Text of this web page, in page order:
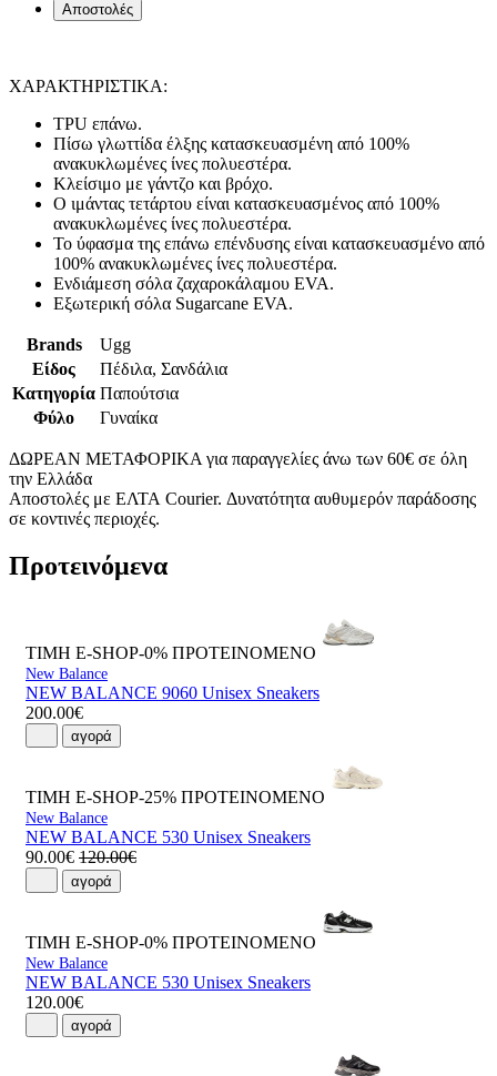
Αποστολές
ΧΑΡΑΚΤΗΡΙΣΤΙΚΑ:
TPU επάνω.
Πίσω γλωττίδα έλξης κατασκευασμένη από 100%
ανακυκλωμένες ίνες πολυεστέρα.
Κλείσιμο με γάντζο και βρόχο.
Ο ιμάντας τετάρτου είναι κατασκευασμένος από 100%
ανακυκλωμένες ίνες πολυεστέρα.
Το ύφασμα της επάνω επένδυσης είναι κατασκευασμένο από
100% ανακυκλωμένες ίνες πολυεστέρα.
Ενδιάμεση σόλα ζαχαροκάλαμου EVA.
Εξωτερική σόλα Sugarcane EVA.
Brands
Ugg
Είδος
Πέδιλα, Σανδάλια
Κατηγορία Παπούτσια
Φύλο
Γυναίκα
ΔΩΡΕΑΝ ΜΕΤΑΦΟΡΙΚΑ για παραγγελίες άνω των 60€ σε όλη
την Ελλάδα
Αποστολές με ΕΛΤΑ Courier. Δυνατότητα αυθυμερόν παράδοσης
σε κοντινές περιοχές.
Προτεινόμενα
ΤΙΜΗ E-SHOP-0% ΠΡΟΤΕΙΝΟΜΕΝΟ
New Balance
NEW BALANCE 9060 Unisex Sneakers
200.00€
αγορά
ΤΙΜΗ E-SHOP-25% ΠΡΟΤΕΙΝΟΜΕΝΟ
New Balance
NEW BALANCE 530 Unisex Sneakers
90.00€ 120.00€
αγορά
ΤΙΜΗ E-SHOP-0% ΠΡΟΤΕΙΝΟΜΕΝΟ
New Balance
NEW BALANCE 530 Unisex Sneakers
120.00€
αγορά